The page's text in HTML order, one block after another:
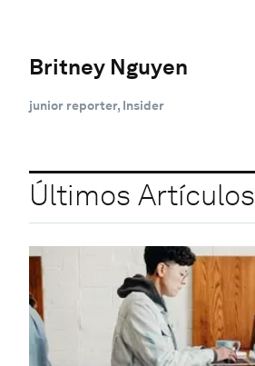
Britney Nguyen
junior reporter, Insider
Últimos Artículos